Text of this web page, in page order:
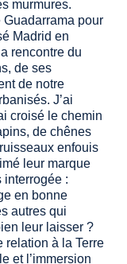
murmures.
Guadarrama pour
Madrid en
rencontre du
de ses
de notre
J’ai
croisé le chemin
de chênes
enfouis
leur marque
interrogée :
en bonne
autres qui
leur laisser ?
relation à la Terre
et l’immersion